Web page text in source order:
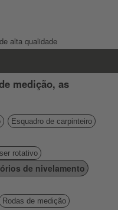
alta qualidade
medição, as
Esquadro de carpinteiro
rotativo
de nivelamento
Rodas de medição